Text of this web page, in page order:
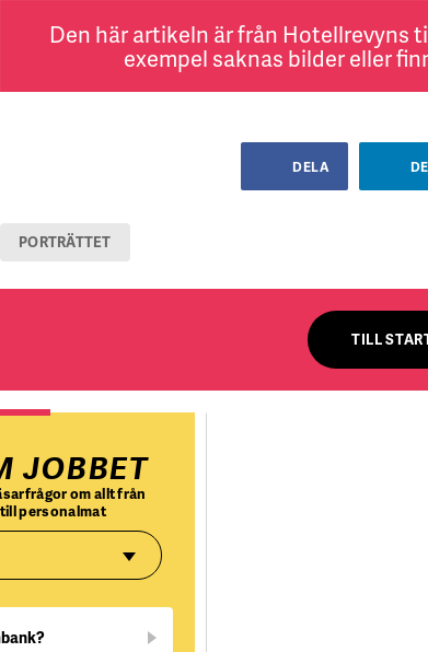
Den här artikeln är från Hotellrevyns
exempel saknas bilder eller
DELA
PORTRÄTTET
TILL
JOBBET
om allt från
personalmat